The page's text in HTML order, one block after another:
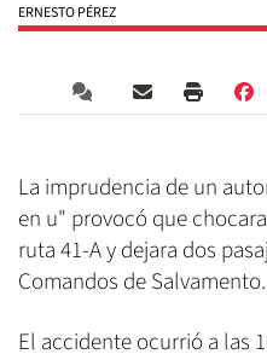
ERNESTO PÉREZ
La imprudencia de un
en u" provocó que
ruta 41-A y dejara dos
Comandos de Salvamento.
El accidente ocurrió a las